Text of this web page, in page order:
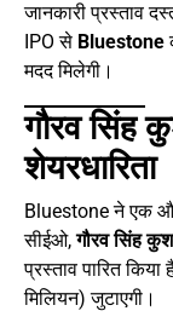
जानकारी प्रस्ताव
IPO से Bluestone
मदद मिलेगी।
गौरव सिंह
शेयरधारिता
Bluestone ने एक
सीईओ,गौरव सिंह
प्रस्ताव पारित
मिलियन) जुटाएगी।